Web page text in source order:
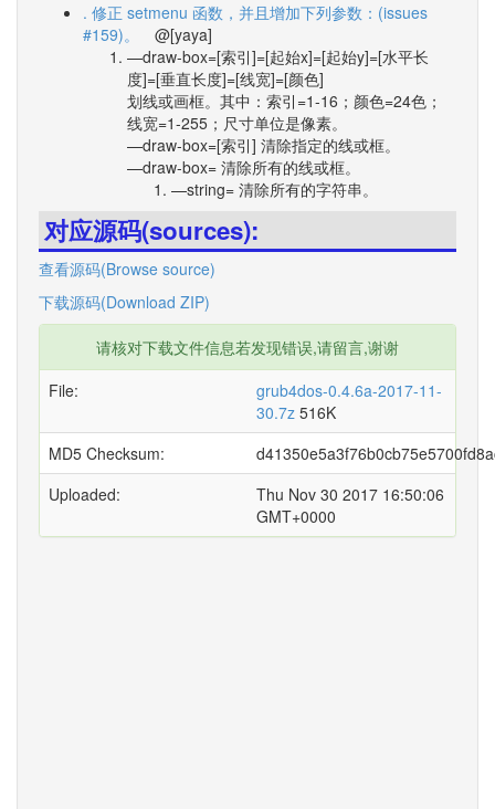
. 修正 setmenu 函数，并且增加下列参数：(issues
#159)。
@[yaya]
—draw-box=[索引]=[起始x]=[起始y]=[水平长
度]=[垂直长度]=[线宽]=[颜色]
划线或画框。其中：索引=1-16；颜色=24色；
线宽=1-255；尺寸单位是像素。
—draw-box=[索引] 清除指定的线或框。
—draw-box= 清除所有的线或框。
—string= 清除所有的字符串。
对应源码(sources):
查看源码(Browse source)
下载源码(Download ZIP)
请核对下载文件信息若发现错误,请留言,谢谢
File:
grub4dos-0.4.6a-2017-11-
30.7z 516K
MD5 Checksum:
Uploaded:
Thu Nov 30 2017 16:50:06
GMT+0000